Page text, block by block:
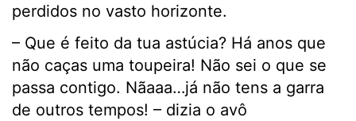
perdidos no vasto horizonte.
– Que é feito da tua astúcia? Há anos que
não caças uma toupeira! Não sei o que se
passa contigo. Nãaaa…já não tens a garra
de outros tempos! – dizia o avô